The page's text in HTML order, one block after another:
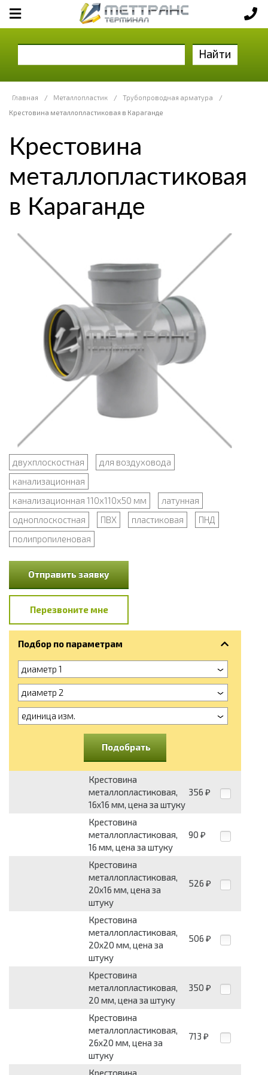
Найти
Главная / Металлопластик / Трубопроводная арматура
/
Крестовина металлопластиковая в Караганде
Крестовина
металлопластиковая
в Караганде
двухплоскостная
для воздуховода
канализационная
канализационная 110х110х50 мм
латунная
одноплоскостная
ПВХ пластиковая
ПНД
полипропиленовая
Отправить заявку
Перезвоните мне
Подбор по параметрам
диаметр 1
диаметр 2
единица изм.
Подобрать
Крестовина
металлопластиковая,
16х16 мм, цена за штуку
356 ₽
Крестовина
металлопластиковая,
16 мм, цена за штуку
90 ₽
Крестовина
металлопластиковая,
20х16 мм, цена за
штуку
526 ₽
Крестовина
металлопластиковая,
20х20 мм, цена за
штуку
506 ₽
Крестовина
металлопластиковая,
20 мм, цена за штуку
350 ₽
Крестовина
металлопластиковая,
26х20 мм, цена за
штуку
713 ₽
Крестовина